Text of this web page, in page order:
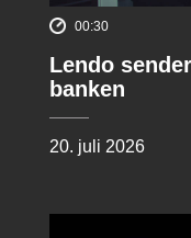
00:30
Lendo
banken
20. juli 2026